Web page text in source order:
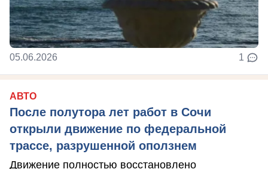
05.06.2026 1
АВТО
После полутора лет работ в Сочи
открыли движение по федеральной
трассе, разрушенной оползнем
Движение полностью восстановлено